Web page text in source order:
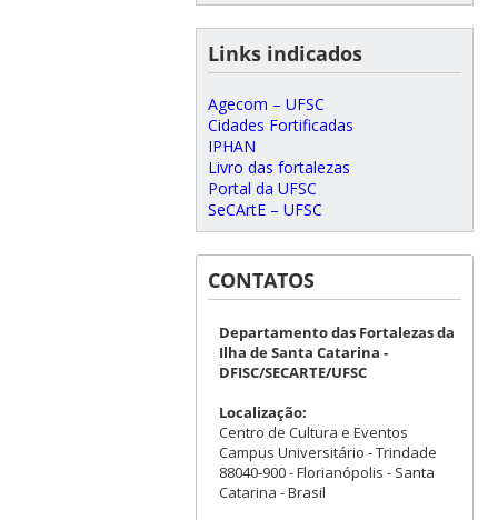
Links indicados
Agecom – UFSC
Cidades Fortificadas
IPHAN
Livro das fortalezas
Portal da UFSC
SeCArtE – UFSC
CONTATOS
Departamento das Fortalezas da
Ilha de Santa Catarina -
DFISC/SECARTE/UFSC
Localização:
Centro de Cultura e Eventos
Campus Universitário - Trindade
88040-900 - Florianópolis - Santa
Catarina - Brasil